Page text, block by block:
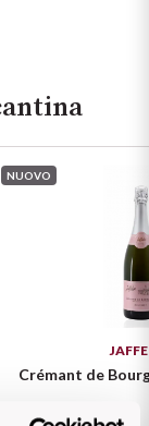
Crémant de
NUOVO